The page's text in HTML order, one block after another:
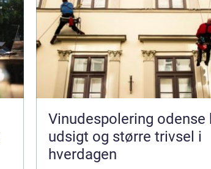
Vinudespolering odense klar
udsigt og større trivsel i
hverdagen